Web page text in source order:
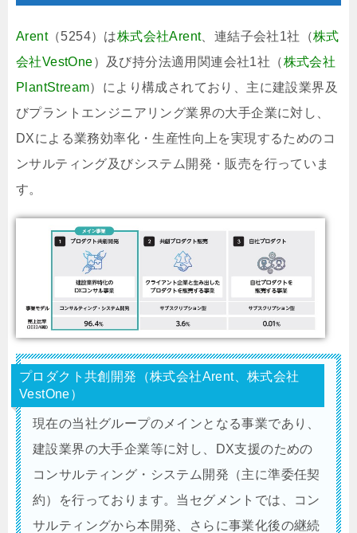
Arent（5254）は株式会社Arent、連結子会社1社（株式
会社VestOne）及び持分法適用関連会社1社（株式会社
PlantStream）により構成されており、主に建設業界及
びプラントエンジニアリング業界の大手企業に対し、
DXによる業務効率化・生産性向上を実現するためのコ
ンサルティング及びシステム開発・販売を行っていま
す。
プロダクト共創開発（株式会社Arent、株式会社
VestOne）
現在の当社グループのメインとなる事業であり、
建設業界の大手企業等に対し、DX支援のための
コンサルティング・システム開発（主に準委任契
約）を行っております。当セグメントでは、コン
サルティングから本開発、さらに事業化後の継続